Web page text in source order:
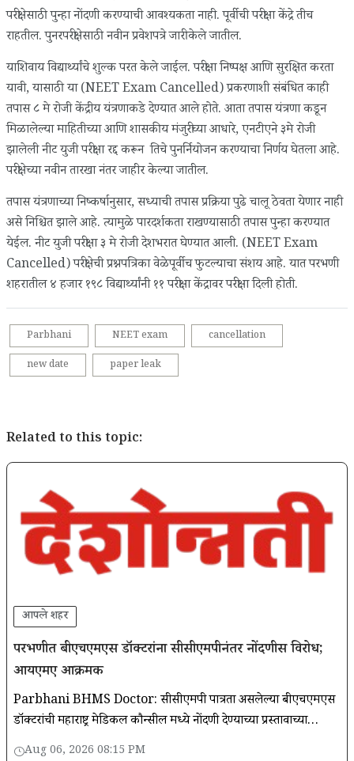
परीक्षेसाठी पुन्हा नोंदणी करण्याची आवश्यकता नाही. पूर्वीची परीक्षा केंद्रे तीच
राहतील. पुनरपरीक्षेसाठी नवीन प्रवेशपत्रे जारी केले जातील.
याशिवाय विद्यार्थ्यांचे शुल्क परत केले जाईल. परीक्षा निष्पक्ष आणि सुरक्षित करता
यावी, यासाठी या (NEET Exam Cancelled) प्रकरणाशी संबंधित काही
तपास ८ मे रोजी केंद्रीय यंत्रणाकडे देण्यात आले होते. आता तपास यंत्रणा कडून
मिळालेल्या माहितीच्या आणि शासकीय मंजुरीच्या आधारे, एनटीएने ३मे रोजी
झालेली नीट युजी परीक्षा रद्द करून तिचे पुनर्नियोजन करण्याचा निर्णय घेतला आहे.
परीक्षेच्या नवीन तारखा नंतर जाहीर केल्या जातील.
तपास यंत्रणाच्या निष्कर्षानुसार, सध्याची तपास प्रक्रिया पुढे चालू ठेवता येणार नाही
असे निश्चित झाले आहे. त्यामुळे पारदर्शकता राखण्यासाठी तपास पुन्हा करण्यात
येईल. नीट युजी परीक्षा ३ मे रोजी देशभरात घेण्यात आली. (NEET Exam
Cancelled) परीक्षेची प्रश्नपत्रिका वेळेपूर्वीच फुटल्याचा संशय आहे. यात परभणी
शहरातील ४ हजार १९८ विद्यार्थ्यांनी ११ परीक्षा केंद्रावर परीक्षा दिली होती.
Parbhani NEET exam
cancellation
new date
paper leak
Related to this topic:
आपले शहर
परभणीत बीएचएमएस डॉक्टरांना सीसीएमपीनंतर नोंदणीस विरोध;
आयएमए आक्रमक
Parbhani BHMS Doctor: सीसीएमपी पात्रता असलेल्या बीएचएमएस
डॉक्टरांची महाराष्ट्र मेडिकल कौन्सील मध्ये नोंदणी देण्याच्या प्रस्तावाच्या
निषेधार्थ आयएमए महाराष्ट्रच्या वतीने संप पुकारण्यात आला.
Aug 06, 2026 08:15 PM